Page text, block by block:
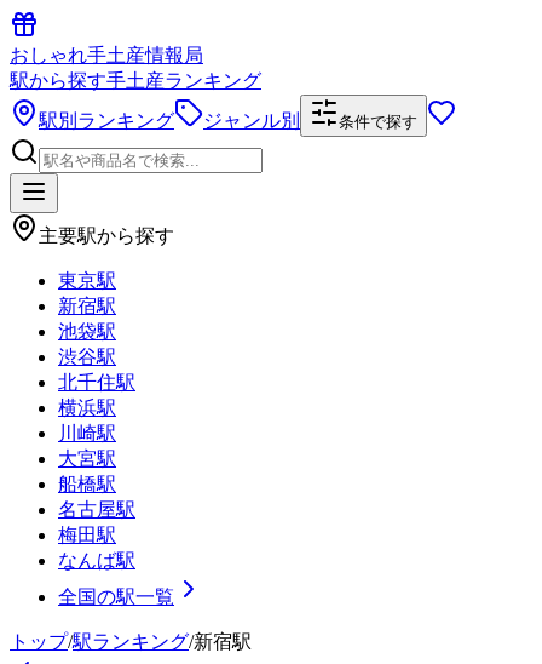
おしゃれ手土産情報局
駅から探す手土産ランキング
駅別ランキング
ジャンル別 条件で探す
主要駅から探す
東京駅
新宿駅
池袋駅
渋谷駅
北千住駅
横浜駅
川崎駅
大宮駅
船橋駅
名古屋駅
梅田駅
なんば駅
全国の駅一覧
トップ/駅ランキング/新宿駅